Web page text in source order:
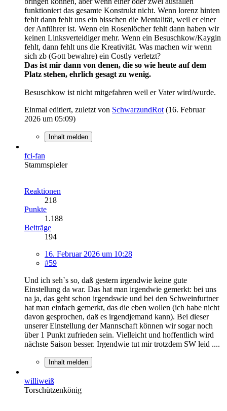
funktioniert das gesamte Konstrukt nicht. Wenn lorenz hinten
fehlt dann fehlt uns ein bisschen die Mentalität, weil er einer
der Anführer ist. Wenn ein Rosenlöcher fehlt dann haben wir
keinen Linksverteidiger mehr. Wenn ein Besuschkow/Kaygin
fehlt, dann fehlt uns die Kreativität. Was machen wir wenn
sich zb (Gott bewahre) ein Costly verletzt?
Das ist mir dann von denen, die so wie heute auf dem
Platz stehen, ehrlich gesagt zu wenig.
Besuschkow ist nicht mitgefahren weil er Vater wird/wurde.
Einmal editiert, zuletzt von SchwarzundRot (16. Februar
2026 um 05:09)
Inhalt melden
fci-fan
Stammspieler
Reaktionen
218
Punkte
1.188
Beiträge
194
16. Februar 2026 um 10:28
#59
Und ich seh`s so, daß gestern irgendwie keine gute
Einstellung da war. Das hat man irgendwie gemerkt: bei uns
na ja, das geht schon irgendswie und bei den Schweinfurtner
hat man einfach gemerkt, das die eben wollen (ich habe nicht
davon gesprochen, daß es irgendjemand kann). Bei dieser
unserer Einstellung der Mannschaft können wir sogar noch
über 1 Punkt zufrieden sein. Vielleicht und hoffentlich wird
nächste Saison besser. Irgendwie tut mir trotzdem SW leid ....
Inhalt melden
williweiß
Torschützenkönig